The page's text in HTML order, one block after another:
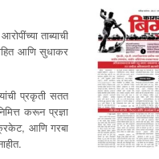
ताब्याची
आणि सुधाकर
प्रकृती सतत
करून प्रज्ञा
आणि गरबा